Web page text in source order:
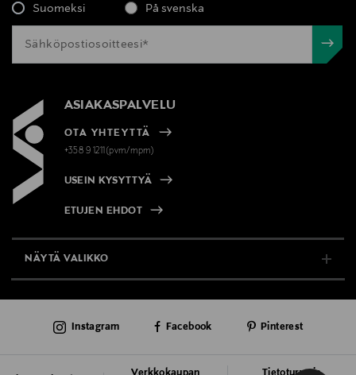
Suomeksi På svenska
ASIAKASPALVELU
OTA YHTEYTTÄ
+358 9 1211(pvm/mpm)
USEIN KYSYTTYÄ
ETUJEN EHDOT
NÄYTÄ VALIKKO
AJANKOHTAISTA
Instagram Facebook Pinterest